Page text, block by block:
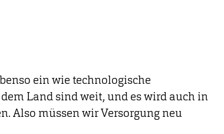
ein wie technologische
Land sind weit, und es wird auch in
Also müssen wir Versorgung neu